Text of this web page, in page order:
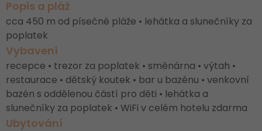
Popis a pláž
cca 450 m od písečné pláže • lehátka a slunečníky za
poplatek
Vybavení
recepce • trezor za poplatek • směnárna • výtah •
restaurace • dětský koutek • bar u bazénu • venkovní
bazén s oddělenou částí pro děti • lehátka a
slunečníky za poplatek • WiFi v celém hotelu zdarma
Ubytování